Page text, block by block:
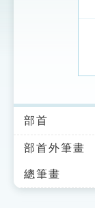
索引選單
知識索引
單字索引
部首
部首外筆畫
總筆畫